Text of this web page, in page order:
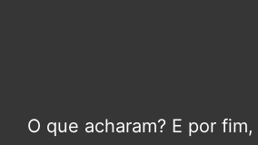
O que acharam? E por